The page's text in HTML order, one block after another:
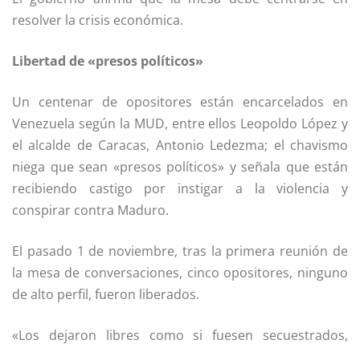
resolver la crisis económica.
Libertad de «presos políticos»
Un centenar de opositores están encarcelados en
Venezuela según la MUD, entre ellos Leopoldo López y
el alcalde de Caracas, Antonio Ledezma; el chavismo
niega que sean «presos políticos» y señala que están
recibiendo castigo por instigar a la violencia y
conspirar contra Maduro.
El pasado 1 de noviembre, tras la primera reunión de
la mesa de conversaciones, cinco opositores, ninguno
de alto perfil, fueron liberados.
«Los dejaron libres como si fuesen secuestrados,